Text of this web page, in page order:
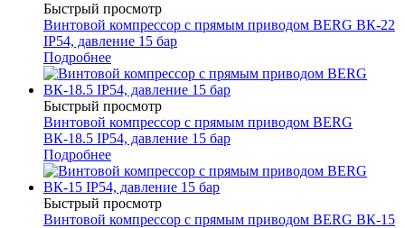
Быстрый просмотр
Винтовой компрессор с прямым приводом BERG ВК-22
IP54, давление 15 бар
Подробнее
Быстрый просмотр
Винтовой компрессор с прямым приводом BERG
ВК-18.5 IP54, давление 15 бар
Подробнее
Быстрый просмотр
Винтовой компрессор с прямым приводом BERG ВК-15